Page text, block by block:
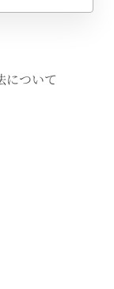
について